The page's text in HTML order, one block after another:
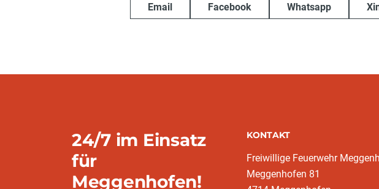
Email Facebook Whatsapp
24/7 im Einsatz
für
Meggenhofen!
KONTAKT
Freiwillige Feuerwehr
Meggenhofen 81